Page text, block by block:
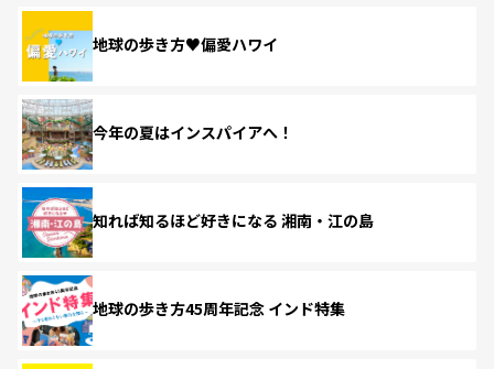
地球の歩き方♥偏愛ハワイ
今年の夏はインスパイアへ！
知れば知るほど好きになる 湘南・江の島
地球の歩き方45周年記念 インド特集